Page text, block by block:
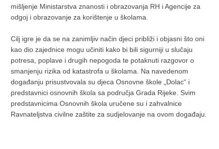
mišljenje Ministarstva znanosti i obrazovanja RH i Agencije za
odgoj i obrazovanje za korištenje u školama.
Cilj igre je da se na zanimljiv način djeci približi i objasni što oni
kao dio zajednice mogu učiniti kako bi bili sigurniji u slučaju
potresa, poplave i drugih nepogoda te potaknuti razgovor o
smanjenju rizika od katastrofa u školama. Na navedenom
događanju prisustvovala su djeca Osnovne škole „Dolac“ i
predstavnici osnovnih škola sa područja Grada Rijeke. Svim
predstavnicima Osnovnih škola uručene su i zahvalnice
Ravnateljstva civilne zaštite za sudjelovanje na ovom događaju.